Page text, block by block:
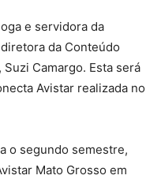
e servidora da
da Conteúdo
Camargo. Esta será
Avistar realizada no
o segundo semestre,
Mato Grosso em